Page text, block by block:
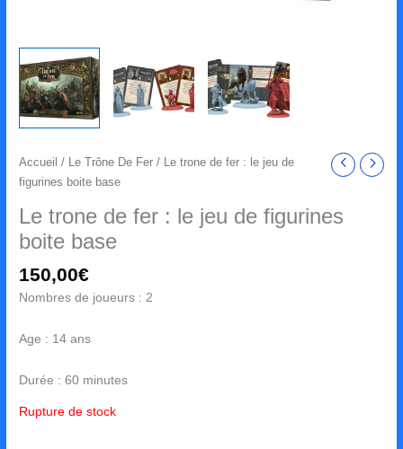
Accueil / Le Trône De Fer / Le trone de fer : le jeu de
figurines boite base
Le trone de fer : le jeu de figurines
boite base
150,00€
Nombres de joueurs : 2
Age : 14 ans
Durée : 60 minutes
Rupture de stock